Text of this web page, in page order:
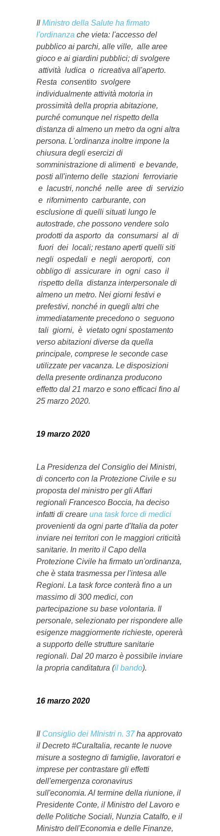
Il Ministro della Salute ha firmato
l'ordinanza che vieta: l'accesso del
pubblico ai parchi, alle ville, alle aree
gioco e ai giardini pubblici; di svolgere
attività ludica o ricreativa all'aperto.
Resta consentito svolgere
individualmente attività motoria in
prossimità della propria abitazione,
purché comunque nel rispetto della
distanza di almeno un metro da ogni altra
persona. L'ordinanza inoltre impone la
chiusura degli esercizi di
somministrazione di alimenti e bevande,
posti all'interno delle stazioni ferroviarie
e lacustri, nonché nelle aree di servizio
e rifornimento carburante, con
esclusione di quelli situati lungo le
autostrade, che possono vendere solo
prodotti da asporto da consumarsi al di
fuori dei locali; restano aperti quelli siti
negli ospedali e negli aeroporti, con
obbligo di assicurare in ogni caso il
rispetto della distanza interpersonale di
almeno un metro. Nei giorni festivi e
prefestivi, nonché in quegli altri che
immediatamente precedono o seguono
tali giorni, è vietato ogni spostamento
verso abitazioni diverse da quella
principale, comprese le seconde case
utilizzate per vacanza. Le disposizioni
della presente ordinanza producono
effetto dal 21 marzo e sono efficaci fino al
25 marzo 2020.
19 marzo 2020
La Presidenza del Consiglio dei Ministri,
di concerto con la Protezione Civile e su
proposta del ministro per gli Affari
regionali Francesco Boccia, ha deciso
infatti di creare una task force di medici
provenienti da ogni parte d'Italia da poter
inviare nei territori con le maggiori criticità
sanitarie. In merito il Capo della
Protezione Civile ha firmato un'ordinanza,
che è stata trasmessa per l'intesa alle
Regioni. La task force conterà fino a un
massimo di 300 medici, con
partecipazione su base volontaria. Il
personale, selezionato per rispondere alle
esigenze maggiormente richieste, opererà
a supporto delle strutture sanitarie
regionali. Dal 20 marzo è possibile inviare
la propria canditatura (il bando).
16 marzo 2020
Il Consiglio dei MInistri n. 37ha approvato
il Decreto #CuraItalia, recante le nuove
misure a sostegno di famiglie, lavoratori e
imprese per contrastare gli effetti
dell'emergenza coronavirus
sull'economia. Al termine della riunione, il
Presidente Conte, il Ministro del Lavoro e
delle Politiche Sociali, Nunzia Catalfo, e il
Ministro dell'Economia e delle Finanze,